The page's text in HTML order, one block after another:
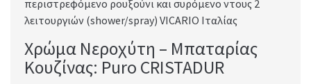
περιστρεφόμενο ρουξούνι και συρόμενο ντους 2
λειτουργιών (shower/spray) VICARIO Ιταλίας
Χρώμα Νεροχύτη – Μπαταρίας
Κουζίνας: Puro CRISTADUR